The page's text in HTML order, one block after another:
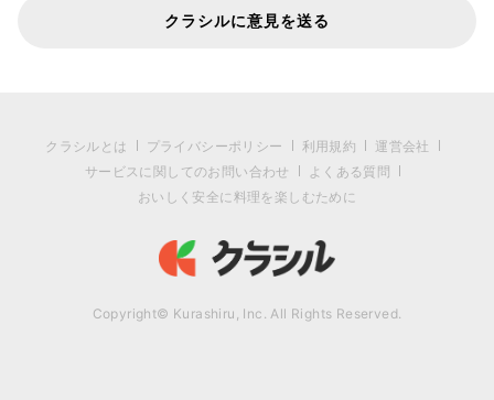
クラシルに意見を送る
クラシルとは プライバシーポリシー 利用規約
運営会社
サービスに関してのお問い合わせ
よくある質問
おいしく安全に料理を楽しむために
Copyright© Kurashiru, Inc. All Rights Reserved.